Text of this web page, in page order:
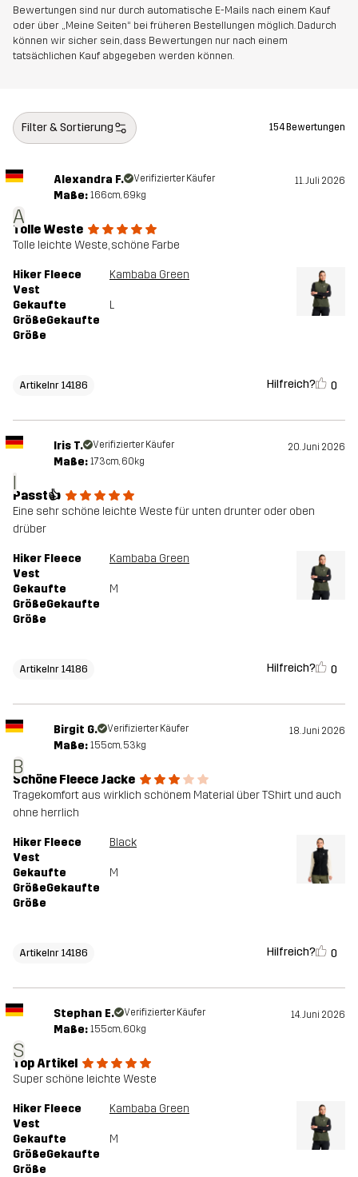
Entworfen für ALLROUND WANDERN
Artikelnummer 14186_2001
Bewertungen sind nur durch automatische E-Mails nach einem Kauf
oder über „Meine Seiten“ bei früheren Bestellungen möglich. Dadurch
können wir sicher sein, dass Bewertungen nur nach einem
tatsächlichen Kauf abgegeben werden können.
Filter & Sortierung 154 Bewertungen
A
Alexandra F. Verifizierter Käufer 11. Juli 2026
Maße: 166cm, 69kg
Tolle Weste
Tolle leichte Weste, schöne Farbe
Hiker Fleece
Vest
Kambaba Green
Gekaufte
GrößeGekaufte
Größe
L
Artikelnr 14186 Hilfreich? 0
I
Iris T. Verifizierter Käufer 20. Juni 2026
Maße: 173cm, 60kg
Passt👍
Eine sehr schöne leichte Weste für unten drunter oder oben
drüber
Hiker Fleece
Vest
Kambaba Green
Gekaufte
GrößeGekaufte
Größe
M
Artikelnr 14186 Hilfreich? 0
B
Birgit G. Verifizierter Käufer 18. Juni 2026
Maße: 155cm, 53kg
Schöne Fleece Jacke
Tragekomfort aus wirklich schönem Material über TShirt und auch
ohne herrlich
Hiker Fleece
Vest
Black
Gekaufte
GrößeGekaufte
Größe
M
Artikelnr 14186 Hilfreich? 0
S
Stephan E. Verifizierter Käufer 14. Juni 2026
Maße: 155cm, 60kg
Top Artikel
Super schöne leichte Weste
Hiker Fleece
Vest
Kambaba Green
Gekaufte
GrößeGekaufte
Größe
M